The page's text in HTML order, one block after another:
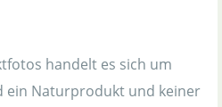
handelt es sich um
ein Naturprodukt und keiner